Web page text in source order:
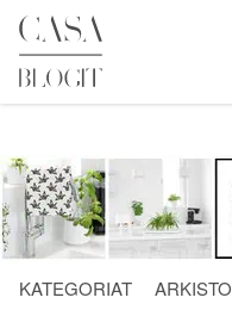
Skip
content
KATEGORIAT ARKISTO